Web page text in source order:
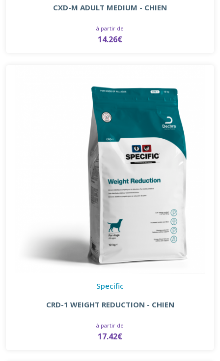
CXD-M ADULT MEDIUM - CHIEN
à partir de
14.26€
Specific
CRD-1 WEIGHT REDUCTION - CHIEN
à partir de
17.42€